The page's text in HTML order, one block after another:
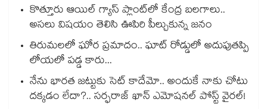
కొత్తూరు ఆయిల్ గ్యాస్⁪ ప్లాంట్⁫లో కేంద్ర బలగాలు..
అసలు విషయం తెలిసి ఊపిరి పీల్చుకున్న జనం
తిరుమలలో ఘోర ప్రమాదం.. ఘాట్ రోడ్డులో అదుపుతప్పి
లోయలో పడ్డ కారు...
నేను భారత జట్టుకు సెట్ కాదేమో.. అందుకే నాకు చోటు
దక్కడం లేదా?.. సర్ఫరాజ్ ఖాన్ ఎమోషనల్ పోస్ట్ వైరల్!